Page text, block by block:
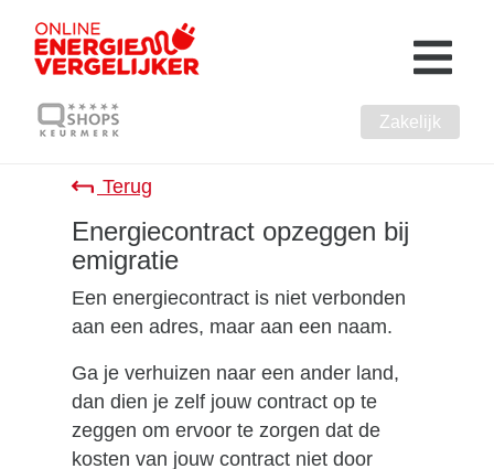
Zakelijk
Energiecontract opzeggen bij
emigratie
Terug
Een energiecontract is niet verbonden
aan een adres, maar aan een naam.
Ga je verhuizen naar een ander land,
dan dien je zelf jouw contract op te
zeggen om ervoor te zorgen dat de
kosten van jouw contract niet door